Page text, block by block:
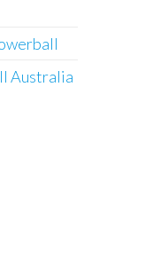
Australia